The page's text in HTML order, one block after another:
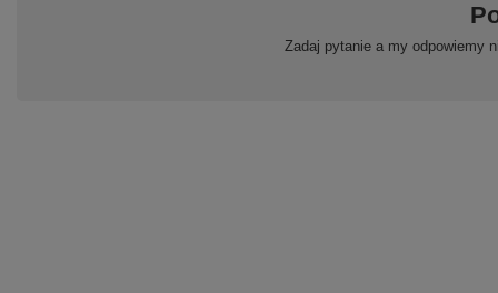
Zadaj pytanie a my odpowiemy